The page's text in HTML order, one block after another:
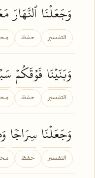
وَجَعَلۡنَاٱلنَّهَارَ
التفسير حفظ
وَبَنَيۡنَا فَوۡقَكُمۡ
التفسير حفظ
وَجَعَلۡنَا سِرَاجٗا
التفسير حفظ